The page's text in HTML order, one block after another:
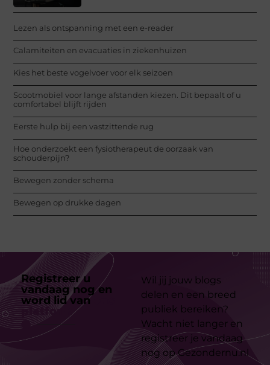
Lezen als ontspanning met een e-reader
Calamiteiten en evacuaties in ziekenhuizen
Kies het beste vogelvoer voor elk seizoen
Scootmobiel voor lange afstanden kiezen. Dit bepaalt of u
comfortabel blijft rijden
Eerste hulp bij een vastzittende rug
Hoe onderzoekt een fysiotherapeut de oorzaak van
schouderpijn?
Bewegen zonder schema
Bewegen op drukke dagen
Registreer u
vandaag nog en
word lid van
platform
Wil jij jouw blogs
delen en een breed
publiek bereiken?
Wacht niet langer en
registreer je vandaag
nog op Gezondernu.nl